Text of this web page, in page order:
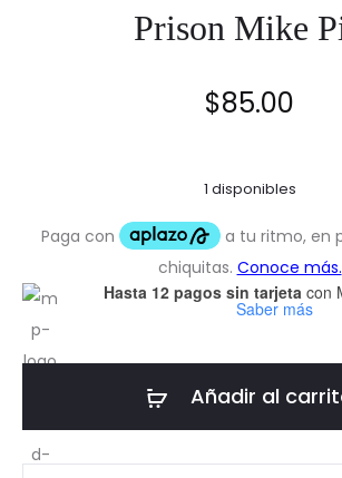
Prison Mike
$85.00
1 disponibles
Hasta 12 pagos sin tarjeta con
Saber más
Añadir al